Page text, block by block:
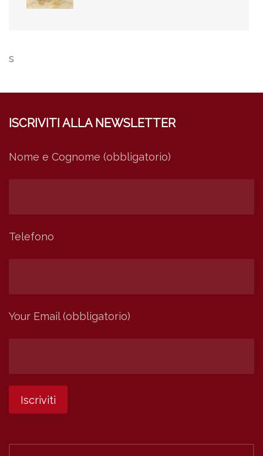
s
ISCRIVITI ALLA NEWSLETTER
Nome e Cognome (obbligatorio)
Telefono
Your Email (obbligatorio)